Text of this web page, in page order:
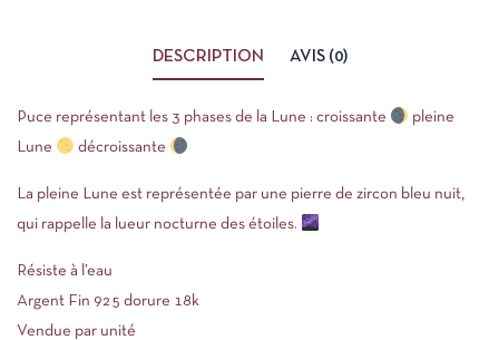
DESCRIPTION AVIS (0)
Puce représentant les 3 phases de la Lune : croissante
pleine
Lune
décroissante
La pleine Lune est représentée par une pierre de zircon bleu nuit,
qui rappelle la lueur nocturne des étoiles.
Résiste à l’eau
Argent Fin 925 dorure 18k
Vendue par unité